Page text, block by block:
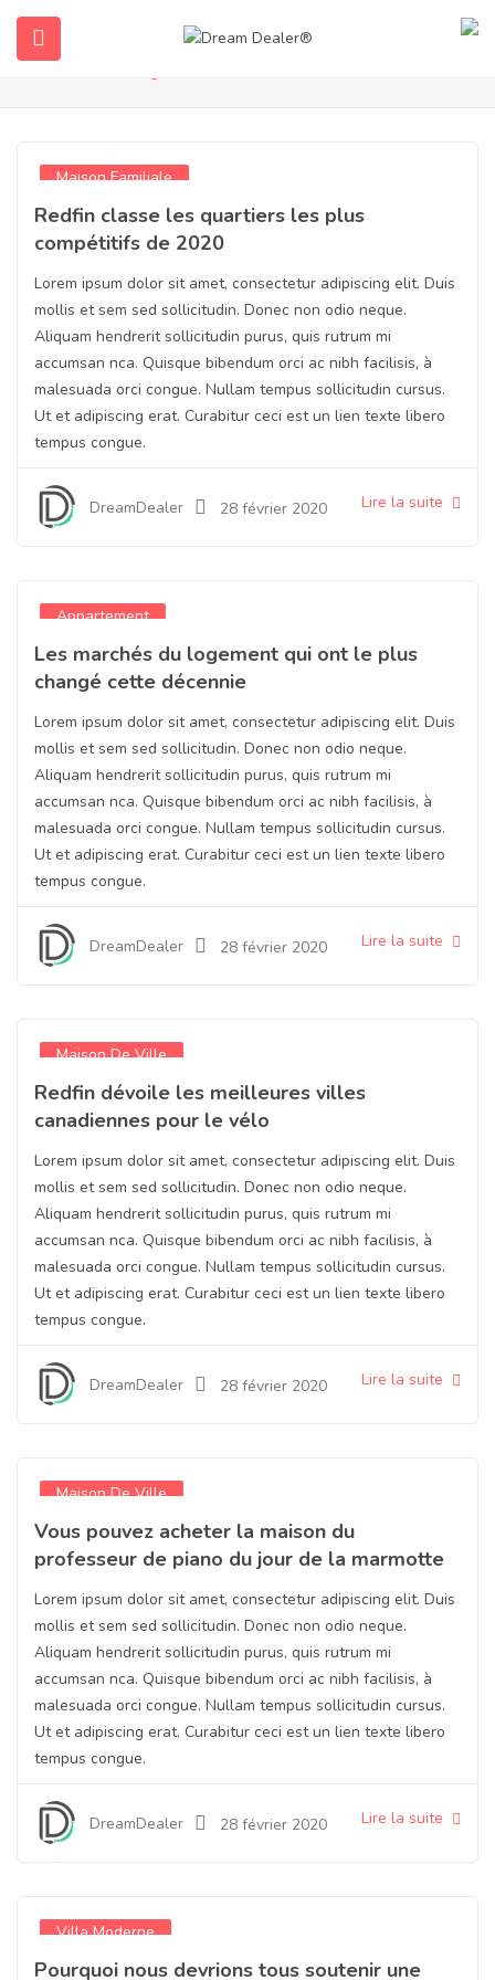
(Français)
Blog
Maison Familiale
Redfin classe les quartiers les plus
compétitifs de 2020
Lorem ipsum dolor sit amet, consectetur adipiscing elit. Duis
mollis et sem sed sollicitudin. Donec non odio neque.
Aliquam hendrerit sollicitudin purus, quis rutrum mi
accumsan nca. Quisque bibendum orci ac nibh facilisis, à
malesuada orci congue. Nullam tempus sollicitudin cursus.
Ut et adipiscing erat. Curabitur ceci est un lien texte libero
tempus congue.
DreamDealer 28 février 2020 Lire la suite
Appartement
Les marchés du logement qui ont le plus
changé cette décennie
Lorem ipsum dolor sit amet, consectetur adipiscing elit. Duis
mollis et sem sed sollicitudin. Donec non odio neque.
Aliquam hendrerit sollicitudin purus, quis rutrum mi
accumsan nca. Quisque bibendum orci ac nibh facilisis, à
malesuada orci congue. Nullam tempus sollicitudin cursus.
Ut et adipiscing erat. Curabitur ceci est un lien texte libero
tempus congue.
DreamDealer 28 février 2020 Lire la suite
Maison De Ville
Redfin dévoile les meilleures villes
canadiennes pour le vélo
Lorem ipsum dolor sit amet, consectetur adipiscing elit. Duis
mollis et sem sed sollicitudin. Donec non odio neque.
Aliquam hendrerit sollicitudin purus, quis rutrum mi
accumsan nca. Quisque bibendum orci ac nibh facilisis, à
malesuada orci congue. Nullam tempus sollicitudin cursus.
Ut et adipiscing erat. Curabitur ceci est un lien texte libero
tempus congue.
DreamDealer 28 février 2020 Lire la suite
Maison De Ville
Vous pouvez acheter la maison du
professeur de piano du jour de la marmotte
Lorem ipsum dolor sit amet, consectetur adipiscing elit. Duis
mollis et sem sed sollicitudin. Donec non odio neque.
Aliquam hendrerit sollicitudin purus, quis rutrum mi
accumsan nca. Quisque bibendum orci ac nibh facilisis, à
malesuada orci congue. Nullam tempus sollicitudin cursus.
Ut et adipiscing erat. Curabitur ceci est un lien texte libero
tempus congue.
DreamDealer 28 février 2020 Lire la suite
Villa Moderne
Pourquoi nous devrions tous soutenir une